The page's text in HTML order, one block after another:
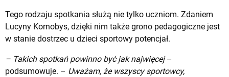
Tego rodzaju spotkania służą nie tylko uczniom. Zdaniem
Lucyny Kornobys, dzięki nim także grono pedagogiczne jest
w stanie dostrzec u dzieci sportowy potencjał.
– Takich spotkań powinno być jak najwięcej–
podsumowuje. – Uważam, że wszyscy sportowcy,